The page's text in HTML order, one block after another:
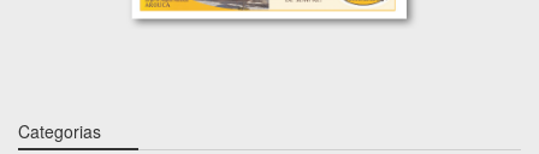
Categorias